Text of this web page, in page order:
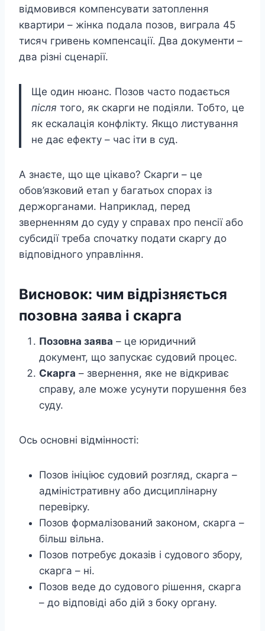
відмовився компенсувати затоплення
квартири – жінка подала позов, виграла 45
тисяч гривень компенсації. Два документи –
два різні сценарії.
Ще один нюанс. Позов часто подається
після того, як скарги не подіяли. Тобто, це
як ескалація конфлікту. Якщо листування
не дає ефекту – час іти в суд.
А знаєте, що ще цікаво? Скарги – це
обов’язковий етап у багатьох спорах із
держорганами. Наприклад, перед
зверненням до суду у справах про пенсії або
субсидії треба спочатку подати скаргу до
відповідного управління.
Висновок: чим відрізняється
позовна заява і скарга
Позовна заява – це юридичний
документ, що запускає судовий процес.
Скарга – звернення, яке не відкриває
справу, але може усунути порушення без
суду.
Ось основні відмінності:
Позов ініціює судовий розгляд, скарга –
адміністративну або дисциплінарну
перевірку.
Позов формалізований законом, скарга –
більш вільна.
Позов потребує доказів і судового збору,
скарга – ні.
Позов веде до судового рішення, скарга
– до відповіді або дій з боку органу.